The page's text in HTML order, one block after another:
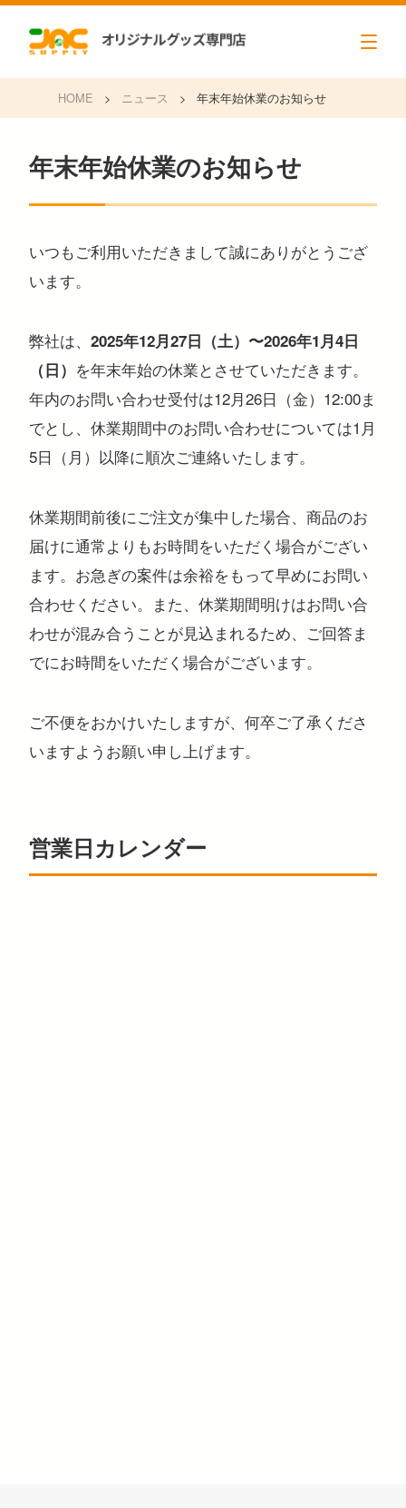
コンサートグッズペンライトフォンタブアクリルグッズアクキー
キーホルダーアクリルスタンドアクリルパネル スマホスタンド
回転アクスタ 着せ替えアクスタモーテルキー ライトバングル
マスクケース パスケースペットボトルホルダー万年カレンダー
HOME > ニュース > 年末年始休業のお知らせ
年末年始休業のお知らせ
いつもご利用いただきまして誠にありがとうござ
います。
弊社は、 2025年12月27日（土）〜2026年1月4日
（日） を年末年始の休業とさせていただきます。
年内のお問い合わせ受付は12月26日（金）12:00ま
でとし、休業期間中のお問い合わせについては1月
5日（月）以降に順次ご連絡いたします。
休業期間前後にご注文が集中した場合、商品のお
届けに通常よりもお時間をいただく場合がござい
ます。お急ぎの案件は余裕をもって早めにお問い
合わせください。また、休業期間明けはお問い合
わせが混み合うことが見込まれるため、ご回答ま
でにお時間をいただく場合がございます。
ご不便をおかけいたしますが、何卒ご了承くださ
いますようお願い申し上げます。
営業日カレンダー